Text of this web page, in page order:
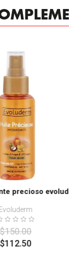
precioso
Evoluderm
$150.00
$112.50